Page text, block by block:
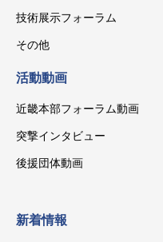
技術展示フォーラム
その他
活動動画
近畿本部フォーラム動画
突撃インタビュー
後援団体動画
新着情報